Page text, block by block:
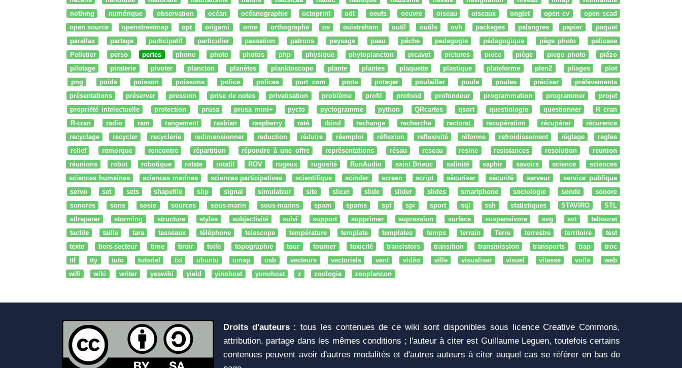
nothing
numérique observation océan océanographie octoprint odt oeufs oeuvre oiseau oiseaux onglet open cv
open scad
open source
openstreetmap opt origami orne orthographe os ouistreham outil outils ovh packages palangres papier
paquet
parallax
partage participatif particulier passation patrons paysage peau pêche pedagogie pédagogique pège photo
pelicase
Pelletier
perso pertes phone photo photos php physique phytoplancton picavet pictures piece piège piege photo
piézo
pilotage
piraterie pivoter plancton planètes planktoscope plante plantes plaquette plastique plateforme plen2 pliages
plot
png
poids poisson poissons police polices port com porte potager poulailler poule poules préciser
prélèvements
présentations
préserver pression prise de notes privatisation problème profil profond profondeur programmation programmer
projet
propriété intelectuelle
protection prusa prusa mini+ pycto pyctogramme python QRcartes qsort questiologie questionner
R cran
R-cran
radio ram rangement rasbian raspberry raté rbind rechange recherche rectorat recupération récupérer
récurence
recyclage
recycler recyclerie redimensionner reduction réduire réemploi réflexion reflexivité réforme refroidissement réglage
regles
relief
remorque rencontre répartition répondre à une offre représentations résau reseau resine resistances resolution
reunion
réunions
robot robotique rotate rotatif ROV rugeux rugosité RunAudio saint Brieuc salinité saphir savoirs science
sciences
sciences humaines
sciences marines sciences participatives scientifique scinder screen script sécuriser sécurité serveur
service_publique
servo
set sets shapefile shp signal simulateur site slicer slide slider slides smartphone sociologie sonde
sonore
sonores
sons sosie sources sous-marin sous-marins spam spams spf spi sport sql ssh statistiques STAVIRO
STL
stlreparer
storming structure styles subjectivité suivi support supprimer supression surface suspensivore svg svt
tabouret
tactile
taille tara tasseaux téléphone telescope température template templates temps terrain Terre terrestre territoire
test
texte
tiers-secteur time tiroir toile topographie tour tourner toxicité transistors transition transmission transports trap
troc
ttf
tty tuto tutoriel txt ubuntu umap usb vecteurs vectoriels vent vidéo ville visualiser visuel vitesse voile
web
wifi
wiki writer yeswiki yield yinohost yunohost z zoologie zooplancon
Droits d'auteurs : tous les contenues de ce wiki sont disponibles sous licence Creative Commons,
attribution, partage dans les mêmes conditions ; l'auteur à citer est Guillaume Leguen, toutefois certains
contenues peuvent avoir d'autres modalités et d'autres auteurs à citer auquel cas se référer en bas de